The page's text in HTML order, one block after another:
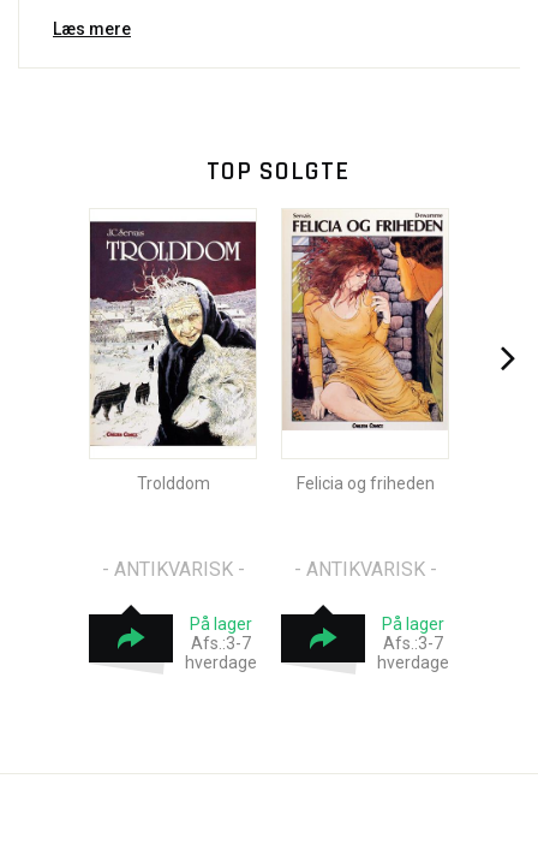
Læs mere
TOP SOLGTE
Trolddom
- ANTIKVARISK -
På lager
Afs.:3-7
hverdage
Felicia og friheden
- ANTIKVARISK -
På lager
Afs.:3-7
hverdage